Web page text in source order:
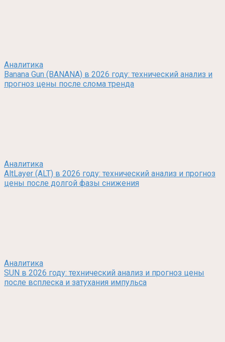
Аналитика
Banana Gun (BANANA) в 2026 году: технический анализ и
прогноз цены после слома тренда
Аналитика
AltLayer (ALT) в 2026 году: технический анализ и прогноз
цены после долгой фазы снижения
Аналитика
SUN в 2026 году: технический анализ и прогноз цены
после всплеска и затухания импульса